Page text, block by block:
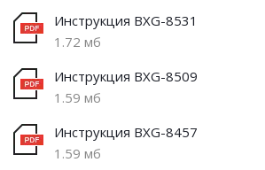
Инструкция BXG-8531
1.72 мб
Инструкция BXG-8509
1.59 мб
Инструкция BXG-8457
1.59 мб